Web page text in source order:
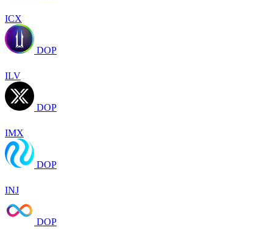
ICX
DOP
ILV
DOP
IMX
DOP
INJ
DOP